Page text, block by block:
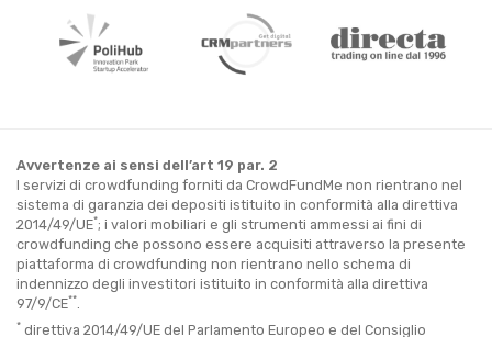
Avvertenze ai sensi dell’art 19 par. 2
I servizi di crowdfunding forniti da CrowdFundMe non rientrano nel
sistema di garanzia dei depositi istituito in conformità alla direttiva
2014/49/UE*; i valori mobiliari e gli strumenti ammessi ai fini di
crowdfunding che possono essere acquisiti attraverso la presente
piattaforma di crowdfunding non rientrano nello schema di
indennizzo degli investitori istituito in conformità alla direttiva
97/9/CE**
* direttiva 2014/49/UE del Parlamento Europeo e del Consiglio